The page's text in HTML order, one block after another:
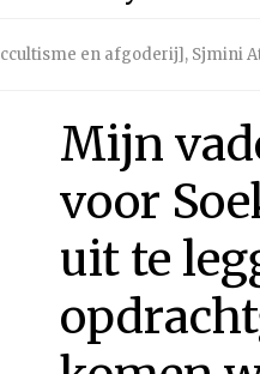
en afgoderij], Sjmini
Mijn
voor
uit te